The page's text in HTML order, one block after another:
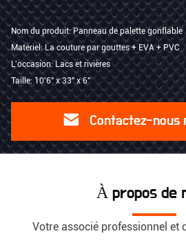
Nom du produit: Panneau de palette gonflable
Matériel: La couture par gouttes + EVA + PVC
L'occasion: Lacs et rivières
Taille: 10'6" x 33" x 6"
Contactez-nous
À propos de
Votre associé professionnel et